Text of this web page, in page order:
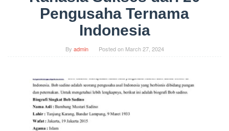
Pengusaha Ternama
Indonesia
By admin Posted on March 27, 2024